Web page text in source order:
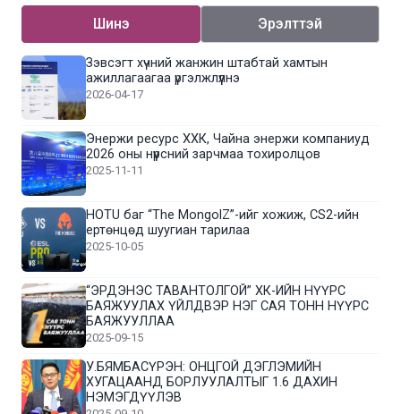
Шинэ Эрэлттэй
Зэвсэгт хүчний жанжин штабтай хамтын
ажиллагаагаа үргэлжлүүлнэ
2026-04-17
Энержи ресурс ХХК, Чайна энержи компаниуд
2026 оны нүүрсний зарчмаа тохиролцов
2025-11-11
HOTU баг “The MongolZ”-ийг хожиж, CS2-ийн
ертөнцөд шуугиан тарилаа
2025-10-05
“ЭРДЭНЭС ТАВАНТОЛГОЙ” ХК-ИЙН НҮҮРС
БАЯЖУУЛАХ ҮЙЛДВЭР НЭГ САЯ ТОНН НҮҮРС
БАЯЖУУЛЛАА
2025-09-15
У.БЯМБАСҮРЭН: ОНЦГОЙ ДЭГЛЭМИЙН
ХУГАЦААНД БОРЛУУЛАЛТЫГ 1.6 ДАХИН
НЭМЭГДҮҮЛЭВ